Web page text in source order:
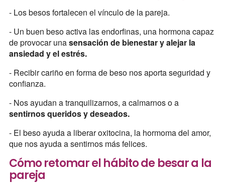
- Los besos fortalecen el vínculo de la pareja.
- Un buen beso activa las endorfinas, una hormona capaz
de provocar unasensación de bienestar y alejar la
ansiedad y el estrés.
- Recibir cariño en forma de beso nos aporta seguridad y
confianza.
- Nos ayudan a tranquilizarnos, a calmarnos o a
sentirnos queridos y deseados.
- El beso ayuda a liberar oxitocina, la hormoma del amor,
que nos ayuda a sentirnos más felices.
Cómo retomar el hábito de besar a la
pareja